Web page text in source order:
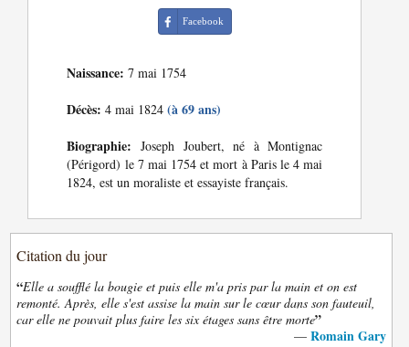
Facebook
Naissance: 7 mai 1754
Décès: 4 mai 1824(à 69 ans)
Biographie: Joseph Joubert, né à Montignac
(Périgord) le 7 mai 1754 et mort à Paris le 4 mai
1824, est un moraliste et essayiste français.
Citation du jour
“Elle a soufflé la bougie et puis elle m'a pris par la main et on est
remonté. Après, elle s'est assise la main sur le cœur dans son fauteuil,
car elle ne pouvait plus faire les six étages sans être morte”
— Romain Gary